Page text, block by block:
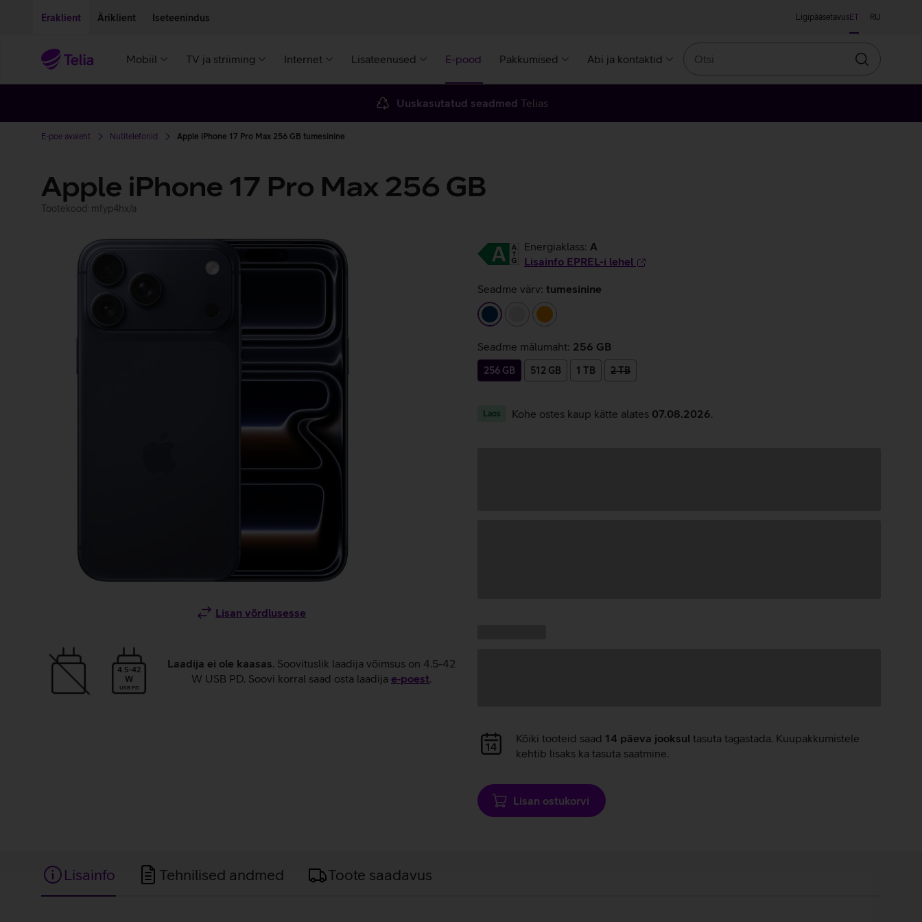
Eraklient Äriklient Iseteenindus LigipääsetavusET RU
Mobiil TV ja striiming Internet Lisateenused E-pood Pakkumised Abi ja kontaktid
Otsin
Uuskasutatud seadmed Telias
E-poe avaleht Nutitelefonid Apple iPhone 17 Pro Max 256 GB tumesinine
Apple iPhone 17 Pro Max 256 GB
Tootekood: mfyp4hx/a
Lisan võrdlusesse
4.5-42
W
USB PD
Laadija ei ole kaasas. Soovituslik laadija võimsus on 4.5-42
W USB PD. Soovi korral saad osta laadija e‑poest.
Energiaklass: A
Lisainfo EPREL-i lehel
Seadme värv: tumesinine
tumesininehõbedane
oranž
Seadme mälumaht: 256 GB
256 GB 512 GB 1 TB 2 TB
Laos Kohe ostes kaup kätte alates 07.08.2026
Andmete
laadimine
Kõiki tooteid saad 14 päeva jooksul tasuta tagastada. Kuupakkumistele
kehtib lisaks ka tasuta saatmine.
Lisan ostukorvi
Lisainfo Tehnilised andmed Toote saadavus